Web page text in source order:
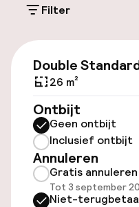
(buiten)
€ 30,00 per dag
Toegankelijkheid
Lift
Filter
Double
26 m²
Ontbijt
Geen ontbijt
Inclusief ontbijt
Annuleren
Gratis annuleren
Tot 3 september
Niet-